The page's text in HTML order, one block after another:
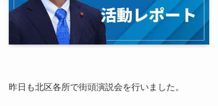
昨日も北区各所で街頭演説会を行いました。